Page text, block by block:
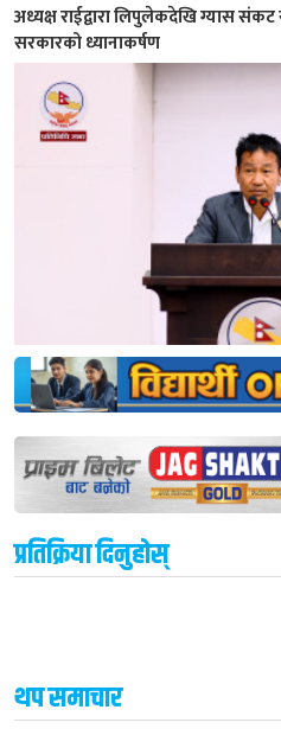
अध्यक्ष राईद्वारा लिपुलेकदेखि ग्यास
सरकारको ध्यानाकर्षण
प्रतिक्रिया दिनुहोस्
थप समाचार